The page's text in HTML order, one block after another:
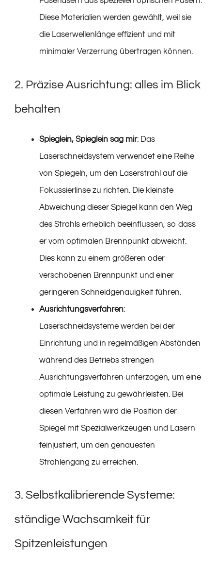
Diese Materialien werden gewählt, weil sie
die Laserwellenlänge effizient und mit
minimaler Verzerrung übertragen können.
2. Präzise Ausrichtung: alles im Blick
behalten
Spieglein, Spieglein sag mir: Das
Laserschneidsystem verwendet eine Reihe
von Spiegeln, um den Laserstrahl auf die
Fokussierlinse zu richten. Die kleinste
Abweichung dieser Spiegel kann den Weg
des Strahls erheblich beeinflussen, so dass
er vom optimalen Brennpunkt abweicht.
Dies kann zu einem größeren oder
verschobenen Brennpunkt und einer
geringeren Schneidgenauigkeit führen.
Ausrichtungsverfahren:
Laserschneidsysteme werden bei der
Einrichtung und in regelmäßigen Abständen
während des Betriebs strengen
Ausrichtungsverfahren unterzogen, um eine
optimale Leistung zu gewährleisten. Bei
diesen Verfahren wird die Position der
Spiegel mit Spezialwerkzeugen und Lasern
feinjustiert, um den genauesten
Strahlengang zu erreichen.
3. Selbstkalibrierende Systeme:
ständige Wachsamkeit für
Spitzenleistungen